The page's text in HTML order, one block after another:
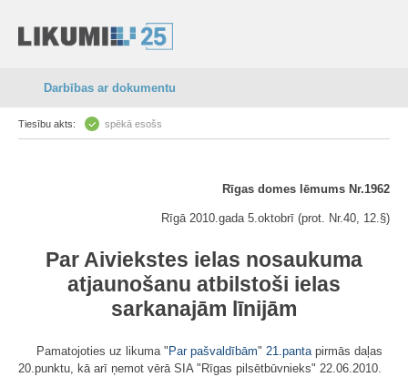
Darbības ar dokumentu
Tiesību akts: spēkā esošs
Rīgas domes lēmums Nr.1962
Rīgā 2010.gada 5.oktobrī (prot. Nr.40, 12.§)
Par Aiviekstes ielas nosaukuma
atjaunošanu atbilstoši ielas
sarkanajām līnijām
Pamatojoties uz likuma " Par pašvaldībām" 21.pantapirmās daļas
20.punktu, kā arī ņemot vērā SIA "Rīgas pilsētbūvnieks" 22.06.2010.